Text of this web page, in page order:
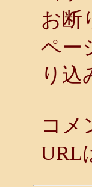
お断
ペー
り込
コメ
URL